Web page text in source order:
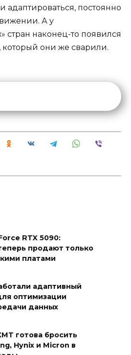
адаптироваться, постоянно
А у
стран наконец-то появился
который они же сварили.
RTX 5090:
продают только
платами
адаптивный
оптимизации
данных
готова бросить
Hynix и Micron в